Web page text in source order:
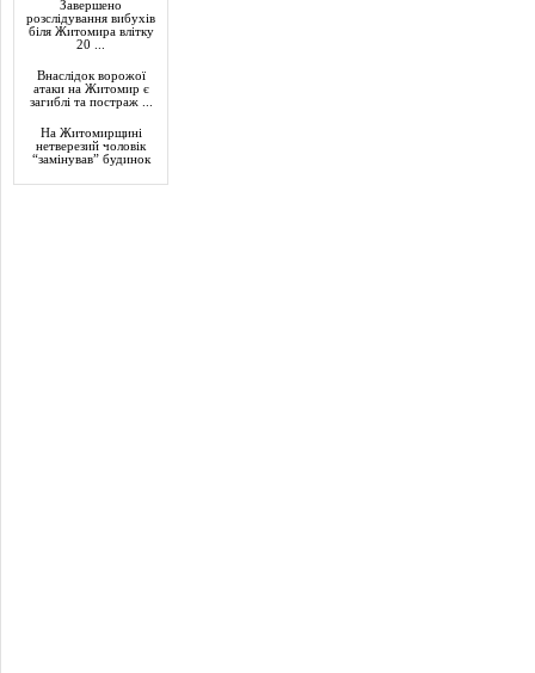
Завершено
розслідування вибухів
біля Житомира влітку
20 ...
Внаслідок ворожої
атаки на Житомир є
загиблі та постраж ...
На Житомирщині
нетверезий чоловік
“замінував” будинок